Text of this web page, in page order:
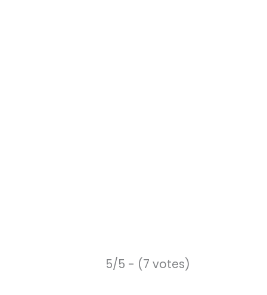
5/5 - (7 votes)